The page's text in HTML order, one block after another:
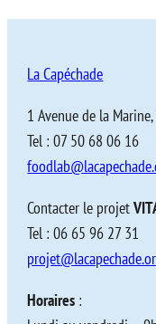
La Capéchade
1 Avenue de la
Tel : 07 50 68 06 16
Contacter le projet
Tel : 06 65 96 27 31
Horaires :